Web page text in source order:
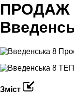
навигации
ПРОДАЖ
Зміст